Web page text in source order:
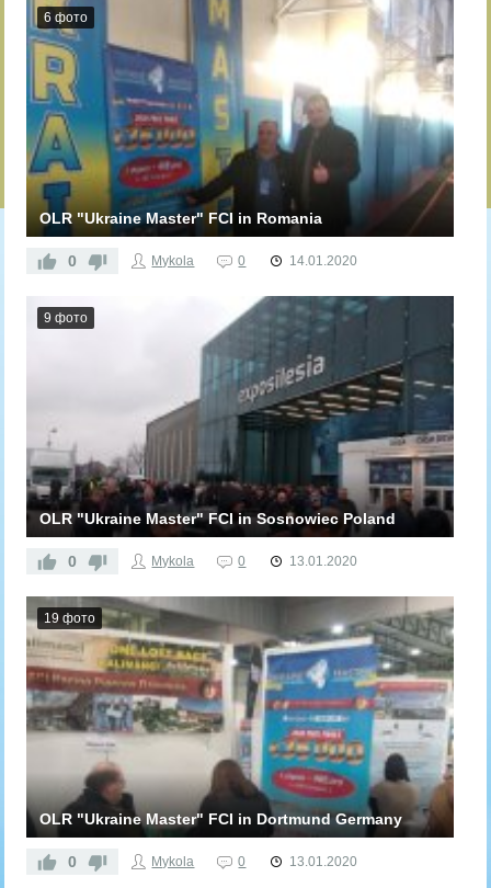
6 фото
OLR "Ukraine Master" FCI in Romania
0 Mykola 0 14.01.2020
9 фото
OLR "Ukraine Master" FCI in Sosnowiec Poland
0 Mykola 0 13.01.2020
19 фото
OLR "Ukraine Master" FCI in Dortmund Germany
0 Mykola 0 13.01.2020